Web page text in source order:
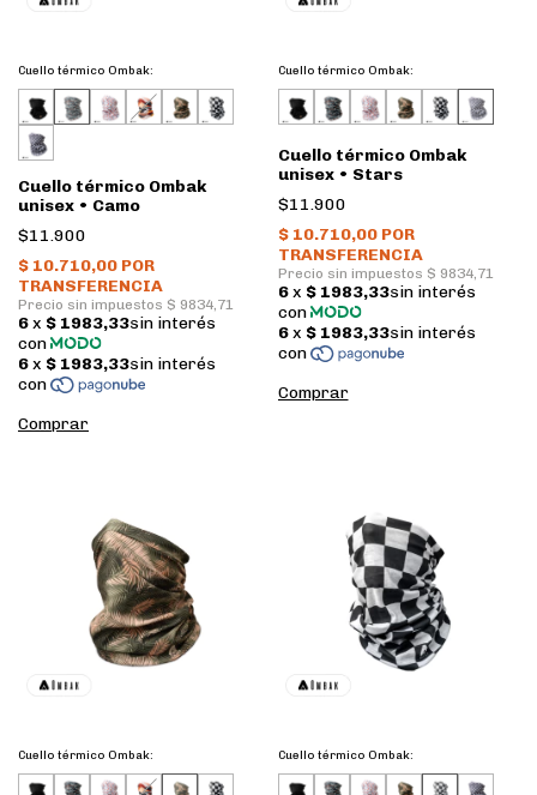
Cuello térmico Ombak:
Cuello térmico Ombak
unisex • Camo
$11.900
Cuello térmico Ombak:
Cuello térmico Ombak
unisex • Stars
$11.900
Cuello térmico Ombak: Cuello térmico Ombak: